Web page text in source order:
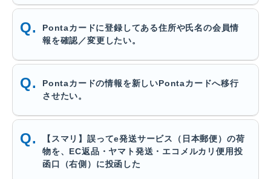
Pontaカードに登録してある住所や氏名の会員情
報を確認／変更したい。
Pontaカードの情報を新しいPontaカードへ移行
させたい。
【スマリ】誤ってe発送サービス（日本郵便）の荷
物を、EC返品・ヤマト発送・エコメルカリ便用投
函口（右側）に投函した